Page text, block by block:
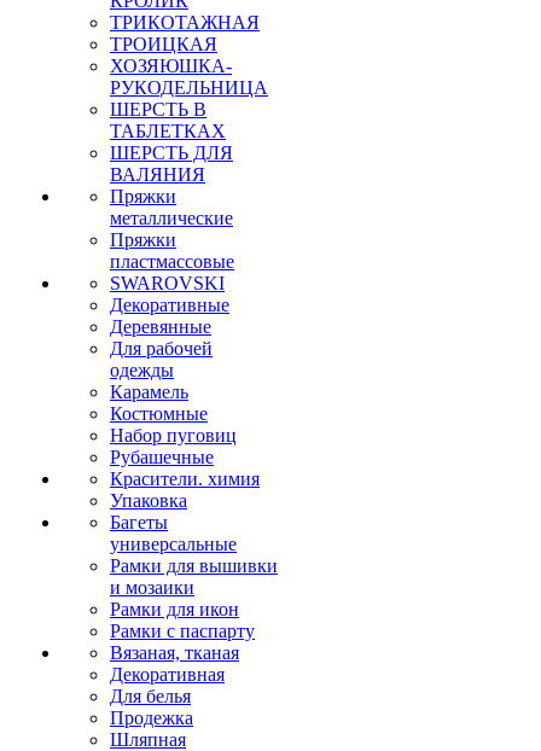
ТРИКОТАЖНАЯ
ТРОИЦКАЯ
ХОЗЯЮШКА-
РУКОДЕЛЬНИЦА
ШЕРСТЬ В
ТАБЛЕТКАХ
ШЕРСТЬ ДЛЯ
ВАЛЯНИЯ
Пряжки
металлические
Пряжки
пластмассовые
SWAROVSKI
Декоративные
Деревянные
Для рабочей
одежды
Карамель
Костюмные
Набор пуговиц
Рубашечные
Красители. химия
Упаковка
Багеты
универсальные
Рамки для вышивки
и мозаики
Рамки для икон
Рамки с паспарту
Вязаная, тканая
Декоративная
Для белья
Продежка
Шляпная